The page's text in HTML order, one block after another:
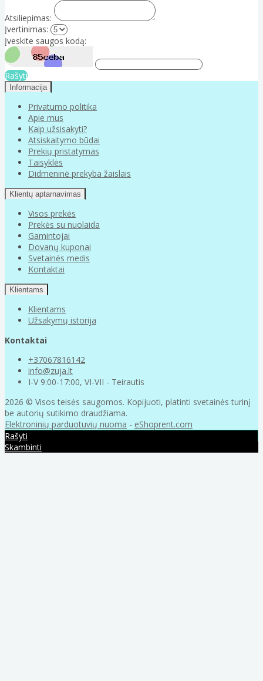
Atsiliepimas:
Įvertinimas:
Įveskite saugos kodą:
Rašyti
Informacija
Privatumo politika
Apie mus
Kaip užsisakyti?
Atsiskaitymo būdai
Prekių pristatymas
Taisyklės
Didmeninė prekyba žaislais
Klientų aptarnavimas
Visos prekės
Prekės su nuolaida
Gamintojai
Dovanų kuponai
Svetainės medis
Kontaktai
Klientams
Klientams
Užsakymų istorija
Kontaktai
+37067816142
info@zuja.lt
I-V 9:00-17:00, VI-VII - Teirautis
2026 © Visos teisės saugomos. Kopijuoti, platinti svetainės turinį
be autorių sutikimo draudžiama.
Elektroninių parduotuvių nuoma - eShoprent.com
Rašyti
Skambinti